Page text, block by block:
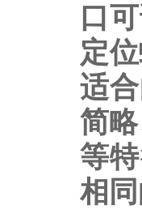
口
定
适
简
等
相